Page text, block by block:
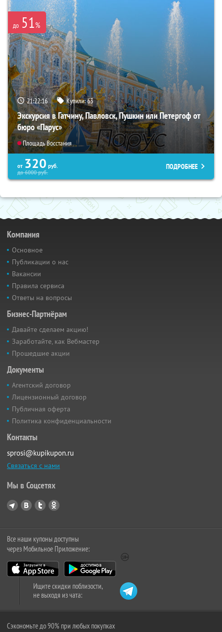
до 51%
21:22:15 Купили:63
Экскурсия в Гатчину, Павловск, Пушкин или Петергоф от
бюро «Парус»
Площадь Восстания
от 320 руб.
до6000руб.
ПОДРОБНЕЕ
Компания
Основное
Публикации о нас
Вакансии
Правила сервиса
Ответы на вопросы
Бизнес-Партнёрам
Давайте сделаем акцию!
Заработайте, как Вебмастер
Прошедшие акции
Документы
Агентский договор
Лицензионный договор
Публичная оферта
Политика конфиденциальности
Контакты
sprosi@kupikupon.ru
Связаться с нами
Мы в Соцсетях
Все наши купоны доступны
через Мобильное Приложение:
Ищите скидки поблизости,
не выходя из чата:
Сэкономьте до 90% при любых покупках